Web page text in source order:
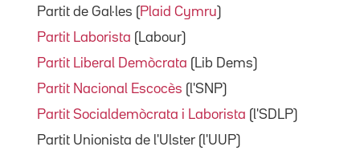
Partit de Gal·les ( Plaid Cymru)
Partit Laborista (Labour)
Partit Liberal Demòcrata (Lib Dems)
Partit Nacional Escocès (l'SNP)
Partit Socialdemòcrata i Laborista (l'SDLP)
Partit Unionista de l'Ulster (l'UUP)